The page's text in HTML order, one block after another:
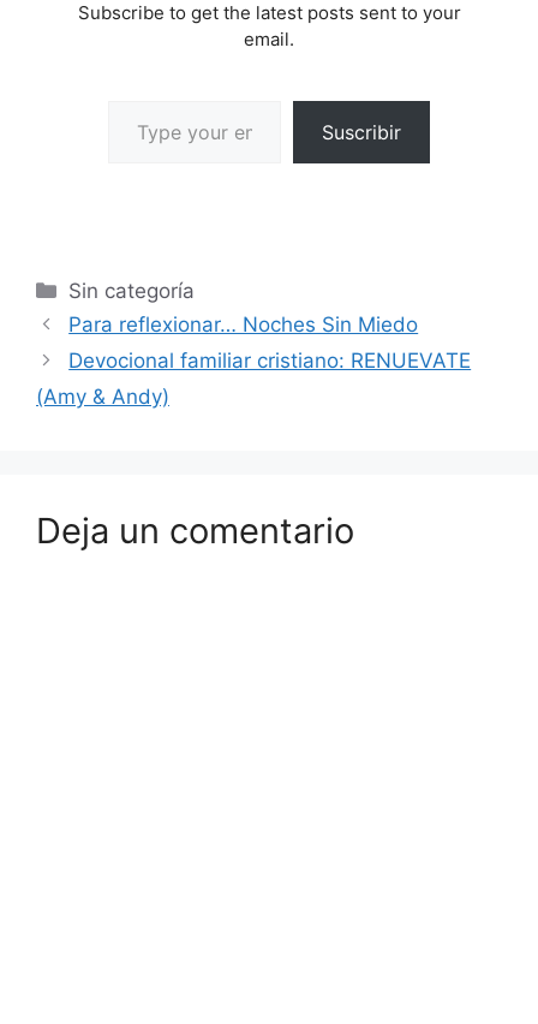
Subscribe to get the latest posts sent to your
email.
Suscribir
Sin categoría
Para reflexionar… Noches Sin Miedo
Devocional familiar cristiano: RENUEVATE
(Amy & Andy)
Deja un comentario